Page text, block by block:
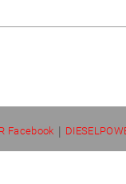
Facebook